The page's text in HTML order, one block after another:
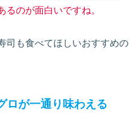
るのが面白いですね。
司も食べてほしいおすすめの
ロが一通り味わえる